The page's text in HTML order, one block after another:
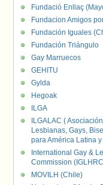
Fundació Enllaç
Fundacion Amigos
Fundación Iguales
Fundación Triángulo
Gay Marruecos
GEHITU
Gylda
Hegoak
ILGA
ILGALAC (
Lesbianas, Gays,
para América Latina
International Gay &
Commission
MOVILH (Chile)